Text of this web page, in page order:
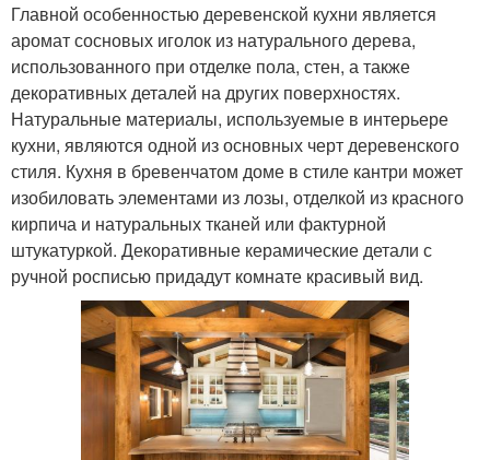
Главной особенностью деревенской кухни является
аромат сосновых иголок из натурального дерева,
использованного при отделке пола, стен, а также
декоративных деталей на других поверхностях.
Натуральные материалы, используемые в интерьере
кухни, являются одной из основных черт деревенского
стиля. Кухня в бревенчатом доме в стиле кантри может
изобиловать элементами из лозы, отделкой из красного
кирпича и натуральных тканей или фактурной
штукатуркой. Декоративные керамические детали с
ручной росписью придадут комнате красивый вид.